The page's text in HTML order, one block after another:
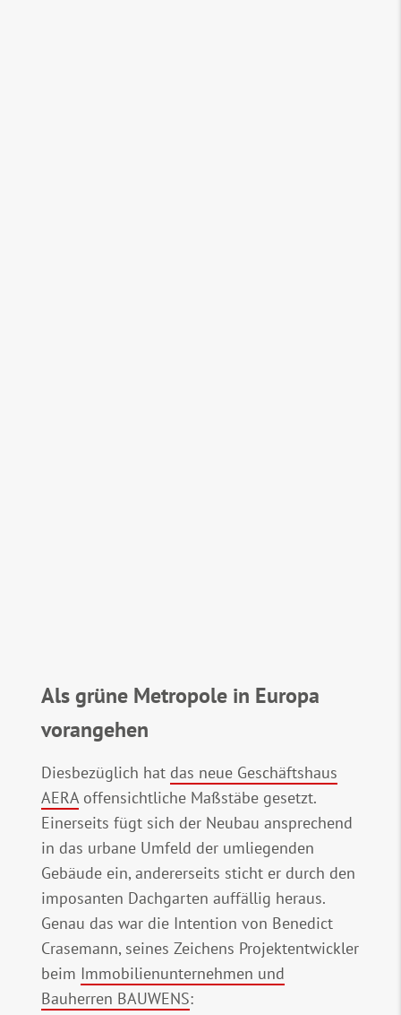
Als grüne Metropole in Europa
vorangehen
Diesbezüglich hat das neue Geschäftshaus
AERAoffensichtliche Maßstäbe gesetzt.
Einerseits fügt sich der Neubau ansprechend
in das urbane Umfeld der umliegenden
Gebäude ein, andererseits sticht er durch den
imposanten Dachgarten auffällig heraus.
Genau das war die Intention von Benedict
Crasemann, seines Zeichens Projektentwickler
beim Immobilienunternehmen und
Bauherren BAUWENS: